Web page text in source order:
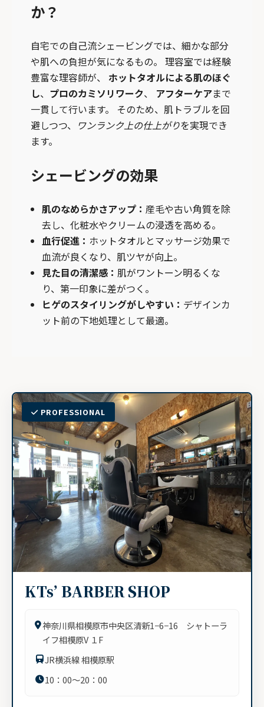
か？
自宅での自己流シェービングでは、細かな部分
や肌への負担が気になるもの。 理容室では経験
豊富な理容師が、 ホットタオルによる肌のほぐ
し、 プロのカミソリワーク、 アフターケアまで
一貫して行います。 そのため、肌トラブルを回
避しつつ、 ワンランク上の仕上がりを実現でき
ます。
シェービングの効果
肌のなめらかさアップ：産毛や古い角質を除
去し、化粧水やクリームの浸透を高める。
血行促進： ホットタオルとマッサージ効果で
血流が良くなり、肌ツヤが向上。
見た目の清潔感： 肌がワントーン明るくな
り、第一印象に差がつく。
ヒゲのスタイリングがしやすい： デザインカ
ット前の下地処理として最適。
PROFESSIONAL
KTs’ BARBER SHOP
神奈川県相模原市中央区清新1−6−16 シャトーラ
イフ相模原V １F
JR横浜線 相模原駅
10：00〜20：00